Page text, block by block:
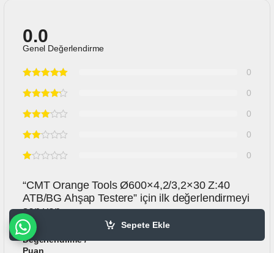
Sepete Ekle
0.0
Genel Değerlendirme
0
0
0
0
0
“CMT Orange Tools Ø600×4,2/3,2×30 Z:40
ATB/BG Ahşap Testere” için ilk değerlendirmeyi
sen yap
Değerlendirme /
Puan